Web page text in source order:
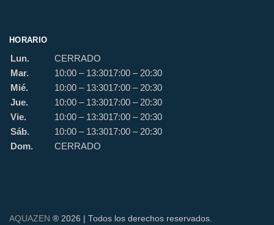
HORARIO
Lun.
CERRADO
Mar.
10:00 – 13:3017:00 – 20:30
Mié.
10:00 – 13:3017:00 – 20:30
Jue.
10:00 – 13:3017:00 – 20:30
Vie.
10:00 – 13:3017:00 – 20:30
Sáb.
10:00 – 13:3017:00 – 20:30
Dom.
CERRADO
AQUAZEN ® 2026 | Todos los derechos reservados.